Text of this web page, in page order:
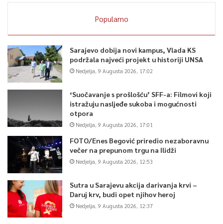
Popularno
Sarajevo dobija novi kampus, Vlada KS
podržala najveći projekt u historiji UNSA
Nedjelja, 9 Augusta 2026, 17:02
‘Suočavanje s prošlošću’ SFF-a: Filmovi koji
istražuju nasljeđe sukoba i mogućnosti
otpora
Nedjelja, 9 Augusta 2026, 17:01
FOTO/Enes Begović priredio nezaboravnu
večer na prepunom trgu na Ilidži
Nedjelja, 9 Augusta 2026, 12:53
Sutra u Sarajevu akcija darivanja krvi –
Daruj krv, budi opet njihov heroj
Nedjelja, 9 Augusta 2026, 12:37